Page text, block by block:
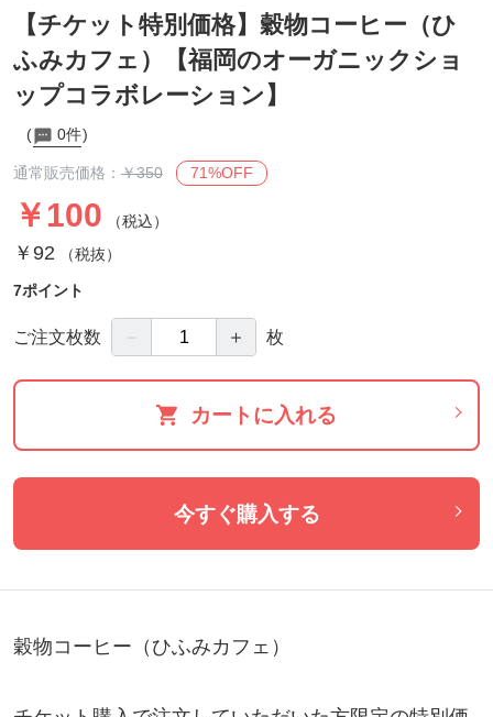
【チケット特別価格】穀物コーヒー（ひ
ふみカフェ）【福岡のオーガニックショ
ップコラボレーション】
0件
通常販売価格： ￥350 71%OFF
￥100 （税込）
￥92 （税抜）
7ポイント
ご注文枚数 － ＋ 枚
カートに入れる
今すぐ購入する
穀物コーヒー（ひふみカフェ）